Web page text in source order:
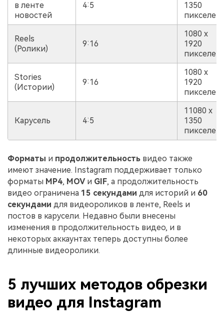
в ленте
новостей
4:5
1350
пикселей
Reels
(Ролики)
9:16
1080 x
1920
пикселей
Stories
(Истории)
9:16
1080 x
1920
пикселей
Карусель 4:5
11080 x
1350
пикселей
Форматы и продолжительность видео также
имеют значение. Instagram поддерживает только
форматы MP4, MOVи GIF, а продолжительность
видео ограничена 15 секундами для историй и 60
секундами для видеороликов в ленте, Reels и
постов в карусели. Недавно были внесены
изменения в продолжительность видео, и в
некоторых аккаунтах теперь доступны более
длинные видеоролики.
5 лучших методов обрезки
видео для Instagram